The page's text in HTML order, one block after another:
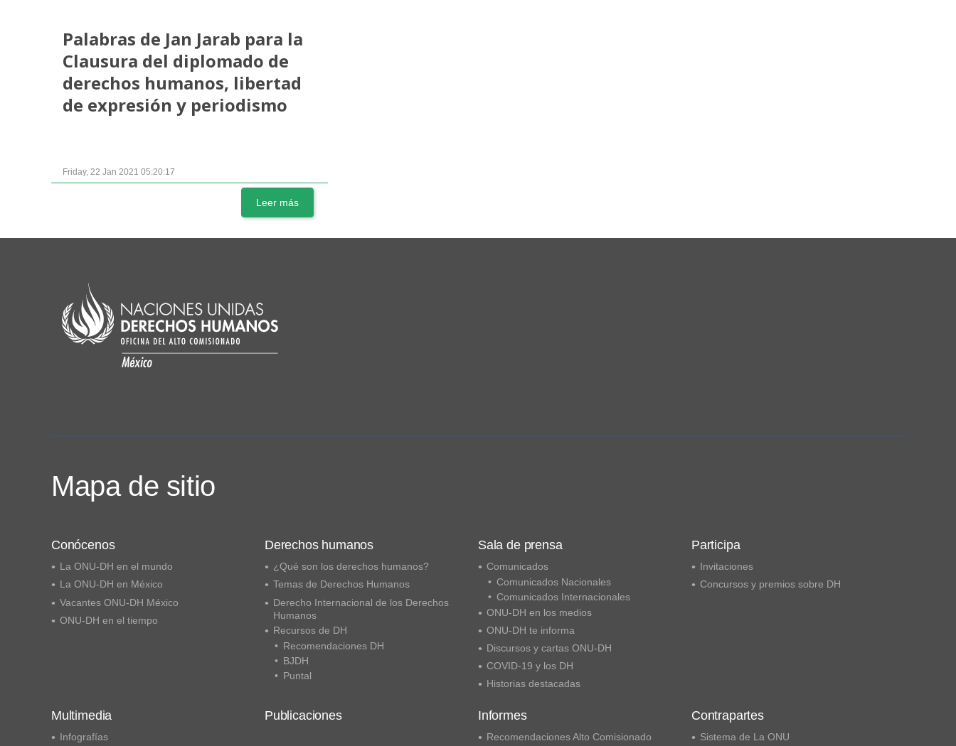
Palabras de Jan Jarab para la
Clausura del diplomado de
derechos humanos, libertad
de expresión y periodismo
Friday, 22 Jan 2021 05:20:17
Leer más
Mapa de sitio
Conócenos
La ONU-DH en el mundo
La ONU-DH en México
Vacantes ONU-DH México
ONU-DH en el tiempo
Derechos humanos
¿Qué son los derechos humanos?
Temas de Derechos Humanos
Derecho Internacional de los Derechos
Humanos
Recursos de DH
Recomendaciones DH
BJDH
Puntal
Sala de prensa
Comunicados
Comunicados Nacionales
Comunicados Internacionales
ONU-DH en los medios
ONU-DH te informa
Discursos y cartas ONU-DH
COVID-19 y los DH
Historias destacadas
Participa
Invitaciones
Concursos y premios sobre DH
Multimedia
Infografías
Publicaciones Informes
Recomendaciones Alto Comisionado
Contrapartes
Sistema de La ONU